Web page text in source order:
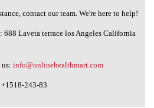
contact our team. We're here to help!
688 Laveta terrace los Angeles California
info@onlinehealthmart.com
243-83